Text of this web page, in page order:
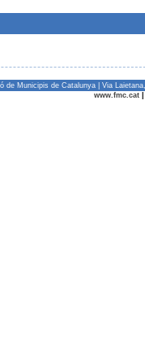
de Municipis de Catalunya | Via
www.fmc.cat